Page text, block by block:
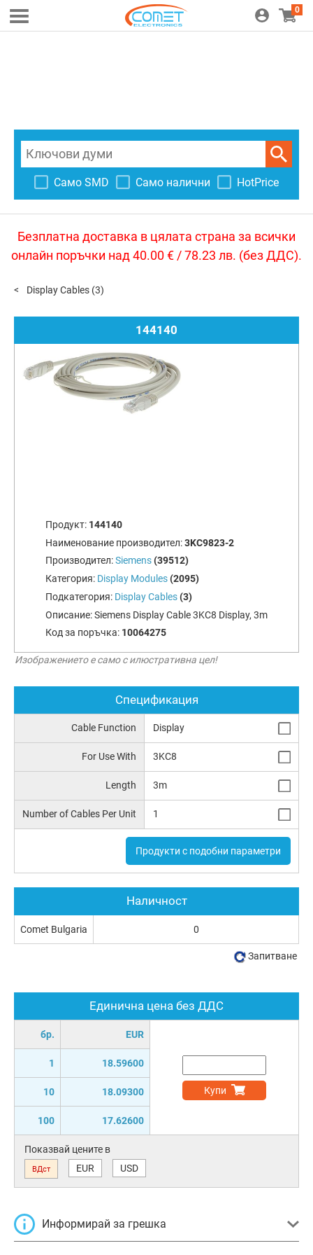
0
Само SMD Само налични HotPrice
Безплатна доставка в цялата страна за всички
онлайн поръчки над 40.00 € / 78.23 лв. (без ДДС).
Display Cables (3)
144140
Продукт: 144140
Наименование производител:3KC9823-2
Производител:Siemens(39512)
Категория: Display Modules(2095)
Подкатегория: Display Cables(3)
Описание:Siemens Display Cable 3KC8 Display, 3m
Код за поръчка: 10064275
Изображението е само с илюстративна цел!
Спецификация
Cable Function Display
For Use With 3KC8
Length 3m
Number of Cables Per Unit 1
Продукти с подобни параметри
Единична цена без ДДС
бр. EUR
1 18.59600
10 18.09300
100 17.62600
Купи
Показвай цените в
ВДст EUR USD
Информирай за грешка
Наличност
Comet Bulgaria 0
Запитване